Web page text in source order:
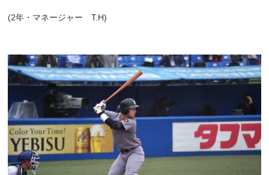
(2年・マネージャー T.H)